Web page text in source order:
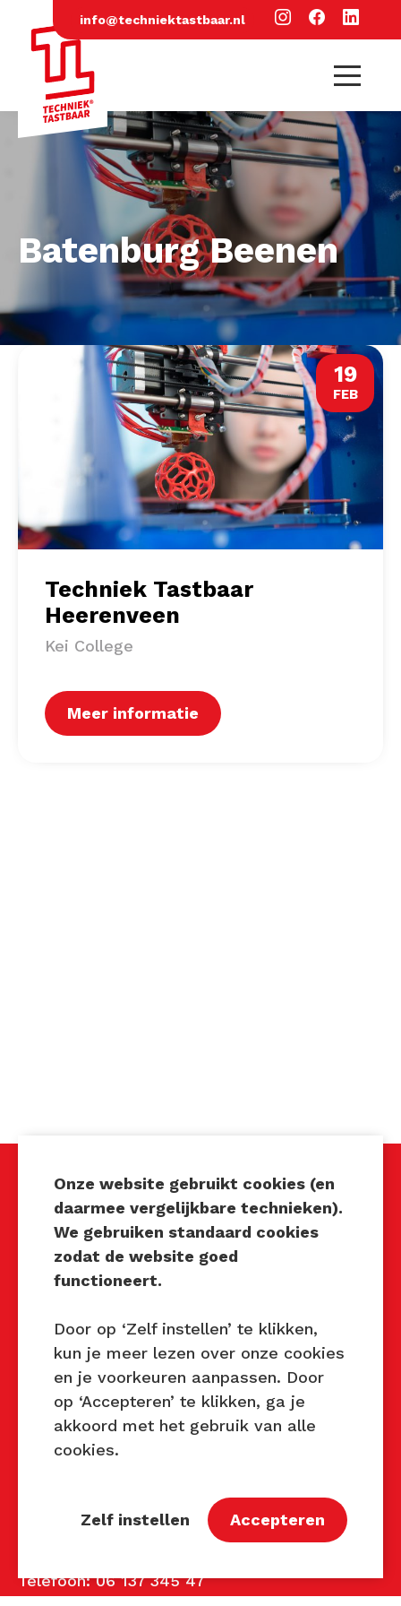
info@techniektastbaar.nl
Batenburg Beenen
19
FEB
Techniek Tastbaar
Heerenveen
Kei College
Meer informatie
Techniek Tastbaar
Mocht u interesse hebben om
Techniek Tastbaar in uw regio
vragen over dit evenement,
neem dan contact met ons op
via de gegevens.
Privacy Beleid
Contact
Telefoon: 06 137 345 47
Onze website gebruikt cookies (en
daarmee vergelijkbare technieken).
We gebruiken standaard cookies
zodat de website goed
functioneert.
Door op ‘Zelf instellen’ te klikken,
kun je meer lezen over onze cookies
en je voorkeuren aanpassen. Door
op ‘Accepteren’ te klikken, ga je
akkoord met het gebruik van alle
cookies.
Zelf instellen Accepteren